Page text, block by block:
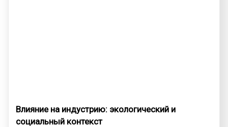
Влияние на индустрию: экологический и
социальный контекст